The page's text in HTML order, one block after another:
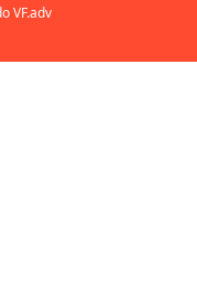
VF.adv